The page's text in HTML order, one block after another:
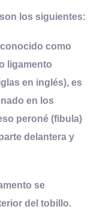
los siguientes:
como
ligamento
en inglés), es
en los
peroné (fibula)
delantera y
se
del tobillo.